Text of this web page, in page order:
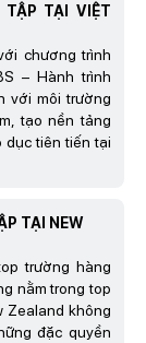
TẠI VIỆT
chương trình
– Hành trình
với môi trường
tạo nền tảng
dục tiên tiến tại
TẠI NEW
trường hàng
nằm trong top
Zealand không
đặc quyền